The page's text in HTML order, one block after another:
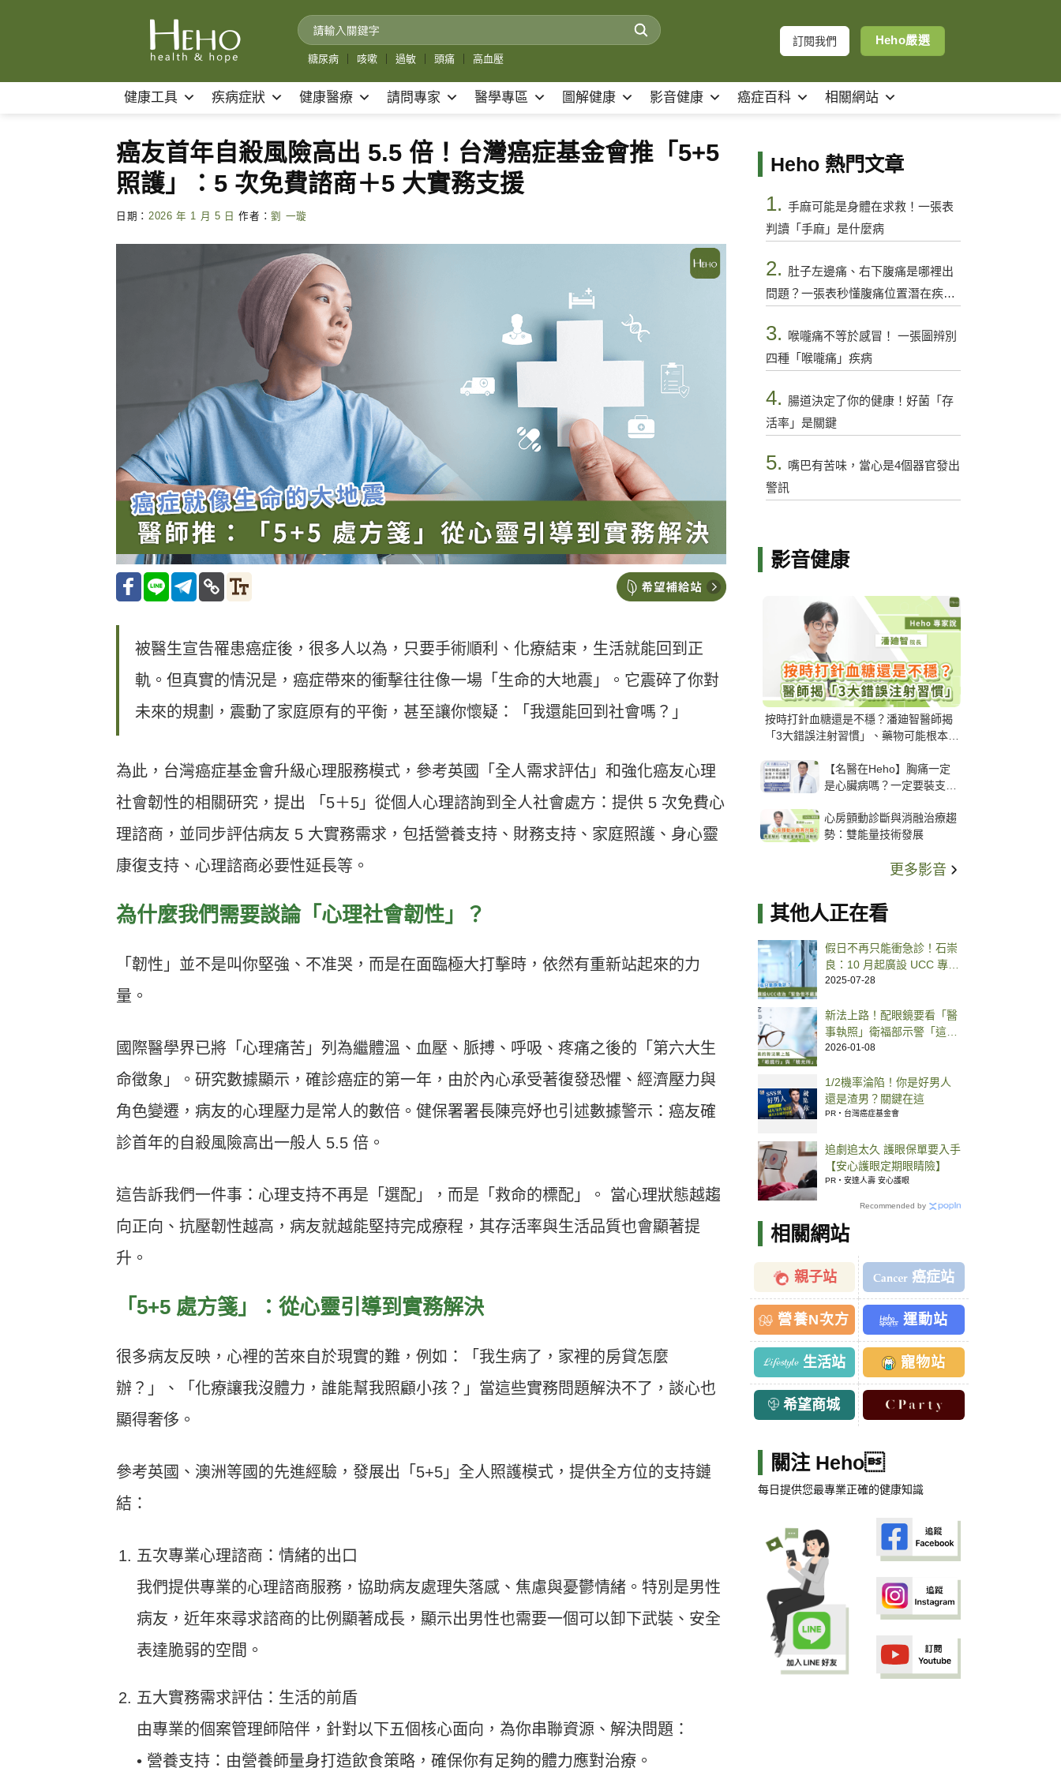
糖尿病 咳嗽 過敏 頭痛 高血壓
訂閱我們 Heho嚴選
健康工具 疾病症狀 健康醫療 請問專家 醫學專區 圖解健康 影音健康 癌症百科 相關網站
癌友首年自殺風險高出 5.5 倍！台灣癌症基金會推「5+5
照護」：5 次免費諮商＋5 大實務支援
日期： 2026 年 1 月 5 日 作者：劉 一璇
被醫生宣告罹患癌症後，很多人以為，只要手術順利、化療結束，生活就能回到正
軌。但真實的情況是，癌症帶來的衝擊往往像一場「生命的大地震」。它震碎了你對
未來的規劃，震動了家庭原有的平衡，甚至讓你懷疑：「我還能回到社會嗎？」
為此，台灣癌症基金會升級心理服務模式，參考英國「全人需求評估」和強化癌友心理
社會韌性的相關研究，提出 「5＋5」從個人心理諮詢到全人社會處方：提供 5 次免費心
理諮商，並同步評估病友 5 大實務需求，包括營養支持、財務支持、家庭照護、身心靈
康復支持、心理諮商必要性延長等。
為什麼我們需要談論「心理社會韌性」？
「韌性」並不是叫你堅強、不准哭，而是在面臨極大打擊時，依然有重新站起來的力
量。
國際醫學界已將「心理痛苦」列為繼體溫、血壓、脈搏、呼吸、疼痛之後的「第六大生
命徵象」。研究數據顯示，確診癌症的第一年，由於內心承受著復發恐懼、經濟壓力與
角色變遷，病友的心理壓力是常人的數倍。健保署署長陳亮妤也引述數據警示：癌友確
診首年的自殺風險高出一般人 5.5 倍。
這告訴我們一件事：心理支持不再是「選配」，而是「救命的標配」。 當心理狀態越趨
向正向、抗壓韌性越高，病友就越能堅持完成療程，其存活率與生活品質也會顯著提
升。
「5+5 處方箋」：從心靈引導到實務解決
很多病友反映，心裡的苦來自於現實的難，例如：「我生病了，家裡的房貸怎麼
辦？」、「化療讓我沒體力，誰能幫我照顧小孩？」當這些實務問題解決不了，談心也
顯得奢侈。
參考英國、澳洲等國的先進經驗，發展出「5+5」全人照護模式，提供全方位的支持鏈
結：
五次專業心理諮商：情緒的出口
我們提供專業的心理諮商服務，協助病友處理失落感、焦慮與憂鬱情緒。特別是男性
病友，近年來尋求諮商的比例顯著成長，顯示出男性也需要一個可以卸下武裝、安全
表達脆弱的空間。
五大實務需求評估：生活的前盾
由專業的個案管理師陪伴，針對以下五個核心面向，為你串聯資源、解決問題：
• 營養支持：由營養師量身打造飲食策略，確保你有足夠的體力應對治療。
Heho 熱門文章
1. 手麻可能是身體在求救！一張表
判讀「手麻」是什麼病
2. 肚子左邊痛、右下腹痛是哪裡出
問題？一張表秒懂腹痛位置潛在疾病
3.
喉嚨痛不等於感冒！ 一張圖辨別
四種「喉嚨痛」疾病
4. 腸道決定了你的健康！好菌「存
活率」是關鍵
5. 嘴巴有苦味，當心是4個器官發出
警訊
影音健康
按時打針血糖還是不穩？潘廸智醫師揭
「3大錯誤注射習慣」、藥物可能根本沒
【名醫在Heho】胸痛一定
是心臟病嗎？一定要裝支
解析支架種類、風險與選擇
關鍵
心房顫動診斷與消融治療趨
勢：雙能量技術發展
更多影音
其他人正在看
假日不再只能衝急診！石崇
良：10 月起廣設 UCC 專看
輕症
2025-07-28
新法上路！配眼鏡要看「醫
事執照」衛福部示警「這類
眼鏡行禁驗光」抓到重罰
2026-01-08
1/2機率淪陷！你是好男人
還是渣男？關鍵在這
PR・台灣癌症基金會
追劇追太久 護眼保單要入手
【安心護眼定期眼睛險】
PR・安達人壽 安心護眼
Recommended by
相關網站
親子站 癌症站
營養N次方 運動站
生活站 寵物站
希望商城
關注 Heho
每日提供您最專業正確的健康知識